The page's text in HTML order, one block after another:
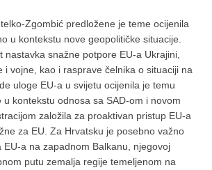
Zgombić predložene je teme ocijenila
u kontekstu nove geopolitičke situacije.
nastavka snažne potpore EU-a Ukrajini,
i vojne, kao i rasprave čelnika o situaciji na
uloge EU-a u svijetu ocijenila je temu
u kontekstu odnosa sa SAD-om i novom
založila za proaktivan pristup EU-a
za EU. Za Hrvatsku je posebno važno
EU-a na zapadnom Balkanu, njegovoj
putu zemalja regije temeljenom na